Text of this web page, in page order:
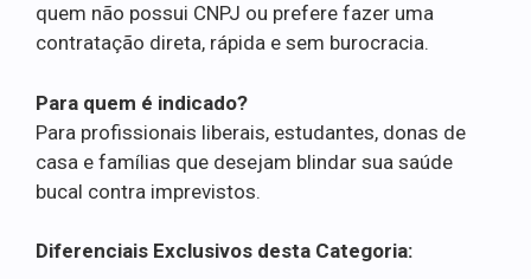
quem não possui CNPJ ou prefere fazer uma
contratação direta, rápida e sem burocracia.
Para quem é indicado?
Para profissionais liberais, estudantes, donas de
casa e famílias que desejam blindar sua saúde
bucal contra imprevistos.
Diferenciais Exclusivos desta Categoria: